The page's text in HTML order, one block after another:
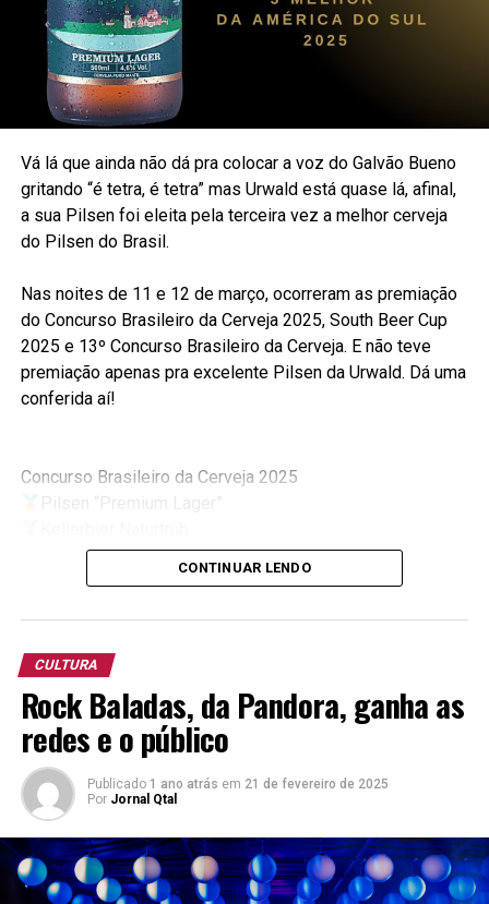
Vá lá que ainda não dá pra colocar a voz do Galvão Bueno
gritando “é tetra, é tetra” mas Urwald está quase lá, afinal,
a sua Pilsen foi eleita pela terceira vez a melhor cerveja
do Pilsen do Brasil.
Nas noites de 11 e 12 de março, ocorreram as premiação
do Concurso Brasileiro da Cerveja 2025, South Beer Cup
2025 e 13º Concurso Brasileiro da Cerveja. E não teve
premiação apenas pra excelente Pilsen da Urwald. Dá uma
conferida aí!
Concurso Brasileiro da Cerveja 2025
German Pilsner
(Copa Libertadores)
13º Concurso Brasileiro da Cerveja.
Porter
Oktoberfest
Kellerbier Naturtrüb
CONTINUAR LENDO
CULTURA
Rock Baladas, da Pandora, ganha as
redes e o público
Publicado 1 ano atrás em 21 de fevereiro de 2025
Por Jornal Qtal